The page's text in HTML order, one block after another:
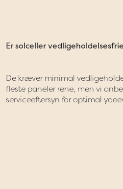
Er solceller
De kræver minimal
fleste paneler rene, men vi
serviceeftersyn for optimal